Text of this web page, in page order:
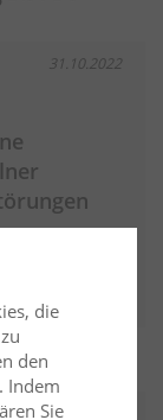
31.10.2022
06.12.2024
die
den
Indem
Sie